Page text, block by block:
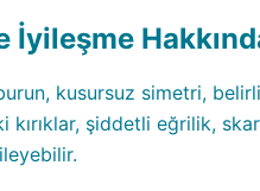
İyileşme
kusursuz simetri,
kırıklar, şiddetli eğrilik,